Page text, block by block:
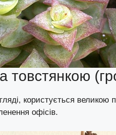
товстянкою
користується великою
офісів.